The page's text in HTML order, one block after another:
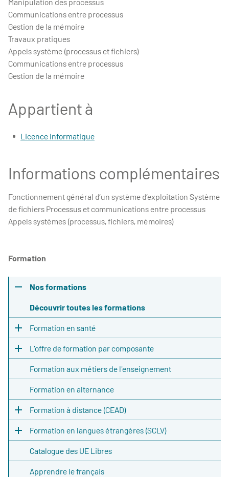
Communications entre processus
Gestion de la mémoire
Travaux pratiques
Appels système (processus et fichiers)
Communications entre processus
Gestion de la mémoire
Appartient à
Licence Informatique
Informations complémentaires
Fonctionnement général d’un système d’exploitation Système
de fichiers Processus et communications entre processus
Appels systèmes (processus, fichiers, mémoires)
Formation
Nos formations
Découvrir toutes les formations
Formation en santé
L'offre de formation par composante
Formation aux métiers de l'enseignement
Formation en alternance
Formation à distance (CEAD)
Formation en langues étrangères (SCLV)
Catalogue des UE Libres
Apprendre le français